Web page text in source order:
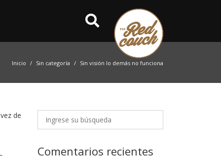
Inicio Sin categoría Sin visión lo demás no funciona
de
Comentarios recientes